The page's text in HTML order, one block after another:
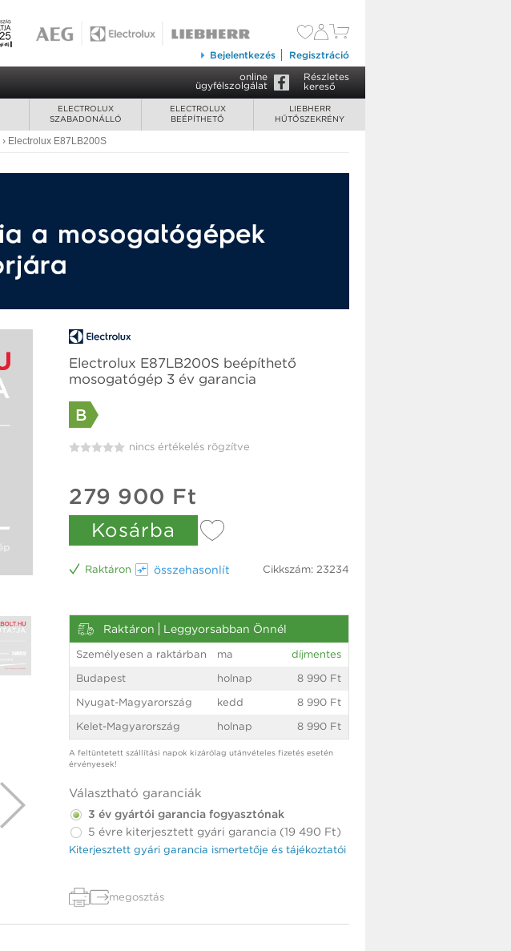
Bejelentkezés Regisztráció
online
ügyfélszolgálat
Részletes
kereső
ELECTROLUX
SZABADONÁLLÓ
ELECTROLUX
BEÉPÍTHETŐ
LIEBHERR
HŰTŐSZEKRÉNY
› Electrolux E87LB200S
Electrolux E87LB200S beépíthető
mosogatógép 3 év garancia
B
nincs értékelés rögzítve
279 900 Ft
Kosárba
Raktáron össze­hasonlít Cikkszám: 23234
Raktáron Leggyorsabban Önnél
Személyesen a raktárban ma
díjmentes
Budapest
holnap
8 990 Ft
Nyugat-Magyarország
kedd
8 990 Ft
Kelet-Magyarország
holnap 8 990 Ft
A feltüntetett szállítási napok kizárólag utánvételes fizetés esetén
érvényesek!
Választható garanciák
3 év gyártói garancia fogyasztónak
5 évre kiterjesztett gyári garancia (19 490 Ft)
Kiterjesztett gyári garancia ismertetője és tájékoztatói
megosztás
279 900 Ft Kosárba tesz